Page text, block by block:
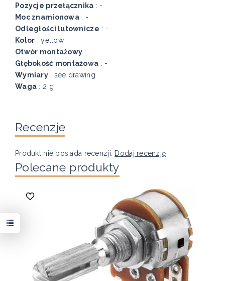
Pozycje przełącznika : -
Moc znamionowa: -
Odległości lutownicze : -
Kolor : yellow
Otwór montażowy : -
Głębokość montażowa : -
Wymiary: see drawing
Waga : 2 g
Recenzje
Produkt nie posiada recenzji. Dodaj recenzję
Polecane produkty